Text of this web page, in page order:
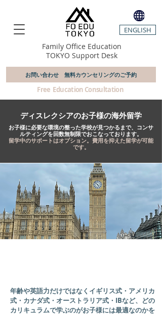
Family Office Education
TOKYO Support Desk
ENGLISH
お問い合わせ 無料カウンセリングのご予約
​ Free Education Consultation
ディスレクシアのお子様の海外留学
お子様に必要な環境の整った学校が見つかるまで、コンサ
ルティングを回数無制限でおこなっております。
留学中のサポートはオプション。費用を抑えた留学が可能
です。
年齢や英語力だけではなくイギリス式・アメリカ
式・カナダ式・オーストラリア式・IBなど、
どの
カリキュラムで学ぶのがお子様には最適なのかを